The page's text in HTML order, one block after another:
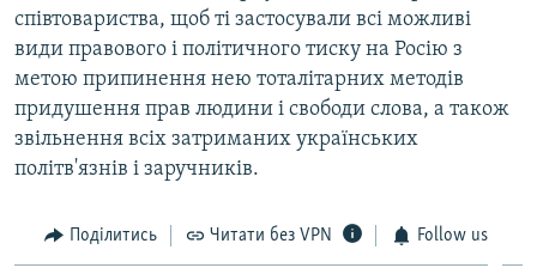
співтовариства, щоб ті застосували всі можливі
види правового і політичного тиску на Росію з
метою припинення нею тоталітарних методів
придушення прав людини і свободи слова, а також
звільнення всіх затриманих українських
політв'язнів і заручників.
Поділитись Читати без VPN Follow us